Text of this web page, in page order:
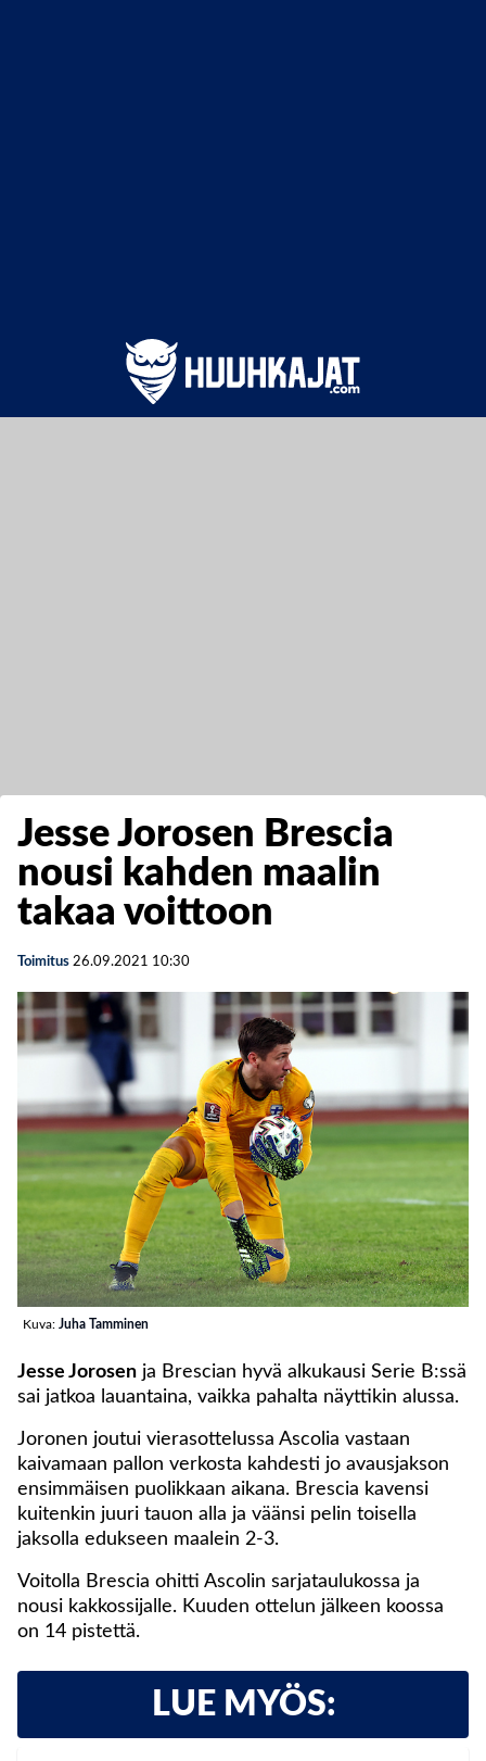
Jesse Jorosen Brescia
nousi kahden maalin
takaa voittoon
Toimitus 26.09.2021 10:30
Kuva: Juha Tamminen
Jesse Jorosen ja Brescian hyvä alkukausi Serie B:ssä
sai jatkoa lauantaina, vaikka pahalta näyttikin alussa.
Joronen joutui vierasottelussa Ascolia vastaan
kaivamaan pallon verkosta kahdesti jo avausjakson
ensimmäisen puolikkaan aikana. Brescia kavensi
kuitenkin juuri tauon alla ja väänsi pelin toisella
jaksolla edukseen maalein 2-3.
Voitolla Brescia ohitti Ascolin sarjataulukossa ja
nousi kakkossijalle. Kuuden ottelun jälkeen koossa
on 14 pistettä.
LUE MYÖS: